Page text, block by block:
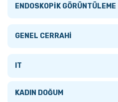
AMELİYATHANE LAMBALARI
AMELİYATHANE MASALARI
Mobil Ameliyat Masaları
ELEKTROKOTER
ENDOSKOPİK GÖRÜNTÜLEME
Tümünü Gör
BRONKOSKOPLAR
GENEL CERRAHİ
CERRAHİ
IT
KADIN DOĞUM